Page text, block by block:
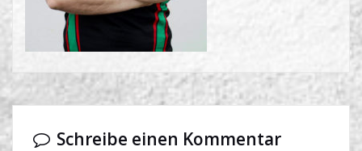
Schreibe einen Kommentar